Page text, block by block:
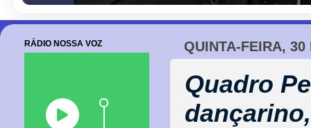
QUINTA-FEIRA, 30
Quadro
RÁDIO NOSSA VOZ